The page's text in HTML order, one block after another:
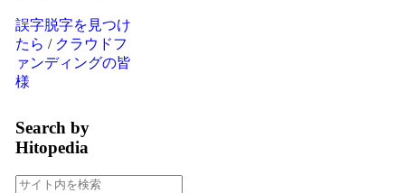
誤字脱字を見つけ
たら / クラウドフ
ァンディングの皆
様
Search by
Hitopedia